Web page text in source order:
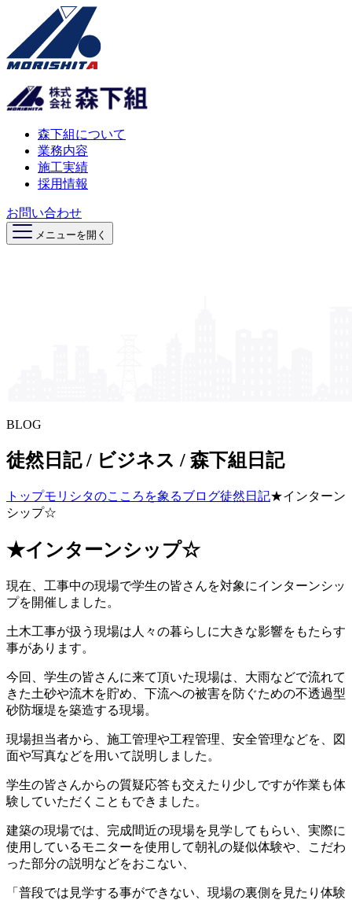
森下組について
業務内容
施工実績
採用情報
お問い合わせ
メニューを開く
BLOG
徒然日記 / ビジネス / 森下組日記
トップモリシタの​こころを​象る​ブログ徒然日記★インターン
シップ☆
★インターンシップ☆
現在、工事中の現場で学生の皆さんを対象にインターンシッ
プを開催しました。
土木工事が扱う現場は人々の暮らしに大きな影響をもたらす
事があります。
今回、学生の皆さんに来て頂いた現場は、大雨などで流れて
きた土砂や流木を貯め、下流への被害を防ぐための不透過型
砂防堰堤を築造する現場。
現場担当者から、施工管理や工程管理、安全管理などを、図
面や写真などを用いて説明しました。
学生の皆さんからの質疑応答も交えたり少しですが作業も体
験していただくこともできました。
建築の現場では、完成間近の現場を見学してもらい、実際に
使用しているモニターを使用して朝礼の疑似体験や、こだわ
った部分の説明などをおこない、
「普段では見学する事ができない、現場の裏側を見たり体験